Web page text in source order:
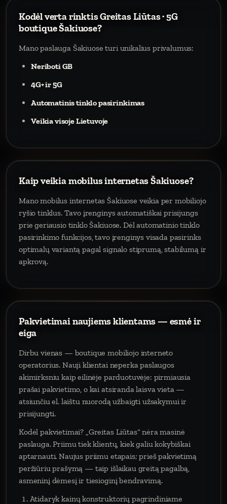
Kodėl verta rinktis Greitas Liūtas · 5G
boutique Šakiuose?
Mano paslauga Šakiuose turi unikalius privalumus:
Neriboti GB
4G+ ir 5G
Automatinis tinklo pasirinkimas
Veikia visoje Lietuvoje
Kaip veikia mobilus internetas Šakiuose?
Mano mobilus internetas Šakiuose veikia per mobiliojo
ryšio tinklus. Tavo įrenginys automatiškai prisijungs
prie geriausio tinklo Šakiuose. Dėl automatinio tinklo
pasirinkimo funkcijos, tavo įrenginys visada pasirinks
optimalų variantą pagal signalo stiprumą, stabilumą ir
apkrovą.
Pakvietimai naujiems klientams — esmė ir
eiga
Dirbu vienas — boutique mobiliojo interneto
operatorius. Nauji klientai neperka paslaugos
akimirksniu kaip eilinėje parduotuvėje: pirmiausia
prašai pakvietimo, o kai atsiranda laisva vieta —
atsiunčiu el. laištu nuorodą užbaigti užsakymui ir
prisijungti.
Kodėl pakvietimai? „Greitas Liūtas“ nėra masinė
paslauga. Priimu tiek klientų, kiek galiu kokybiškai
aptarnauti. Naujus priimu etapais; prieš pakvietimą
peržiūriu prašymą — taip išlaikau greitą pagalbą,
asmeninį dėmesį ir tiesioginį bendravimą.
Atidaryk kainų konstruktorių pagrindiniame